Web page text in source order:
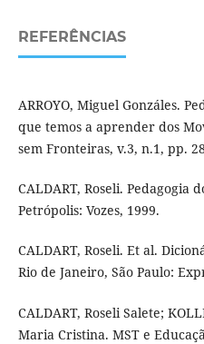
REFERÊNCIAS
ARROYO, Miguel Gonzáles.
que temos a aprender dos
sem Fronteiras, v.3, n.1, pp.
CALDART, Roseli. Pedagogia
Petrópolis: Vozes, 1999.
CALDART, Roseli. Et al.
Rio de Janeiro, São Paulo:
CALDART, Roseli Salete;
Maria Cristina. MST e